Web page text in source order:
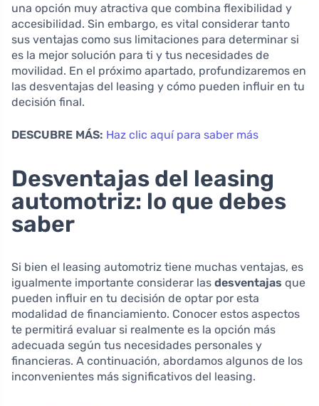
una opción muy atractiva que combina flexibilidad y
accesibilidad. Sin embargo, es vital considerar tanto
sus ventajas como sus limitaciones para determinar si
es la mejor solución para ti y tus necesidades de
movilidad. En el próximo apartado, profundizaremos en
las desventajas del leasing y cómo pueden influir en tu
decisión final.
DESCUBRE MÁS: Haz clic aquí para saber más
Desventajas del leasing
automotriz: lo que debes
saber
Si bien el leasing automotriz tiene muchas ventajas, es
igualmente importante considerar las desventajas que
pueden influir en tu decisión de optar por esta
modalidad de financiamiento. Conocer estos aspectos
te permitirá evaluar si realmente es la opción más
adecuada según tus necesidades personales y
financieras. A continuación, abordamos algunos de los
inconvenientes más significativos del leasing.